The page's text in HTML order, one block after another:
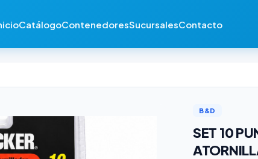
CatálogoContenedoresSucursalesContacto
B&D
SET 10